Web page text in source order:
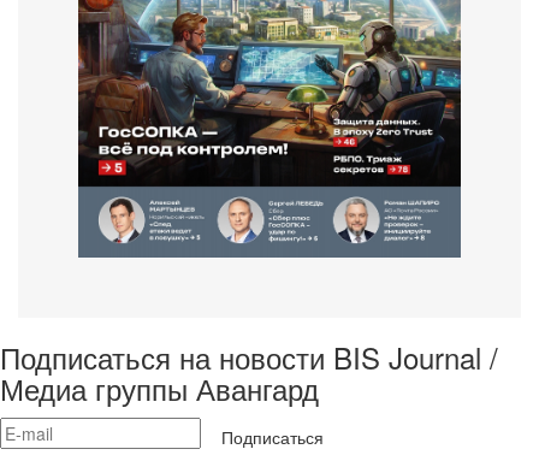
Подписаться на новости BIS Journal /
Медиа группы Авангард
Подписаться